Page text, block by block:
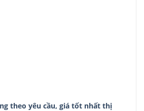
theo yêu cầu, giá tốt nhất thị